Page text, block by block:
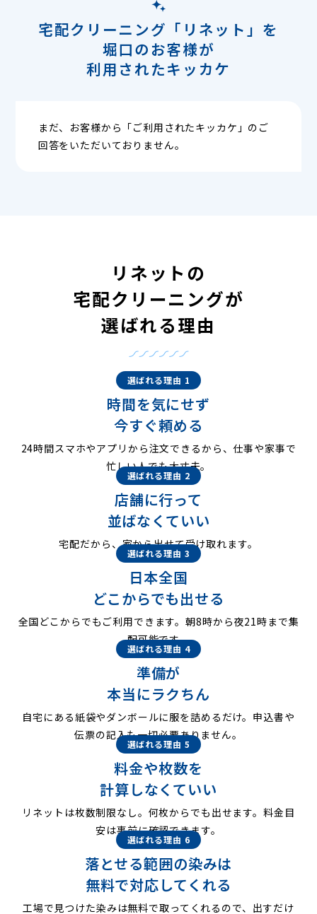
宅配クリーニング「リネット」を
堀口のお客様が
利用されたキッカケ
まだ、お客様から「ご利用されたキッカケ」のご
回答をいただいておりません。
リネットの
宅配クリーニングが
選ばれる理由
選ばれる理由 1
時間を気にせず
今すぐ頼める
24時間スマホやアプリから注文できるから、仕事や家事で
忙しい人でも大丈夫。
選ばれる理由 2
店舗に行って
並ばなくていい
宅配だから、家から出せて受け取れます。
選ばれる理由 3
日本全国
どこからでも出せる
全国どこからでもご利用できます。朝8時から夜21時まで集
配可能です。
選ばれる理由 4
準備が
本当にラクちん
自宅にある紙袋やダンボールに服を詰めるだけ。申込書や
伝票の記入も一切必要ありません。
選ばれる理由 5
料金や枚数を
計算しなくていい
リネットは枚数制限なし。何枚からでも出せます。料金目
安は事前に確認できます。
選ばれる理由 6
落とせる範囲の染みは
無料で対応してくれる
工場で見つけた染みは無料で取ってくれるので、出すだけ